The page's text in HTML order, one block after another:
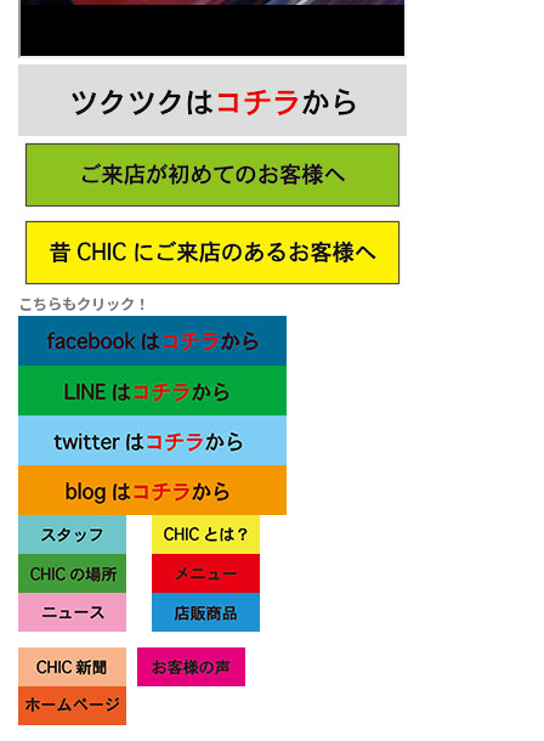
こちらもクリック！